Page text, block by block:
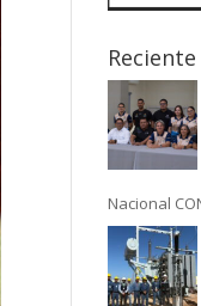
Reciente
Nacional